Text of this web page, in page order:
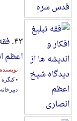
۴۳.
اعظم
•
دبیرخانه